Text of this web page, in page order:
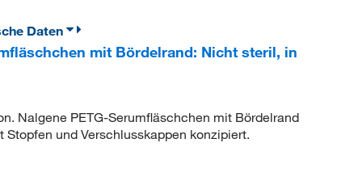
Daten
mit Bördelrand: Nicht steril, in
Nalgene PETG-Serumfläschchen mit Bördelrand
und Verschlusskappen konzipiert.